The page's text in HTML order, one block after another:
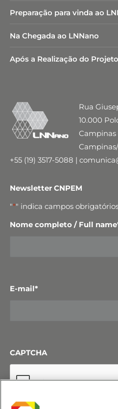
Preparação para vinda ao
Na Chegada ao LNNano
Após a Realização do Projeto
Rua
10.000
Campinas
+55 (19) 3517-5088 |
Newsletter CNPEM
"*" indica campos
Nome completo / Full name
E-mail*
CAPTCHA